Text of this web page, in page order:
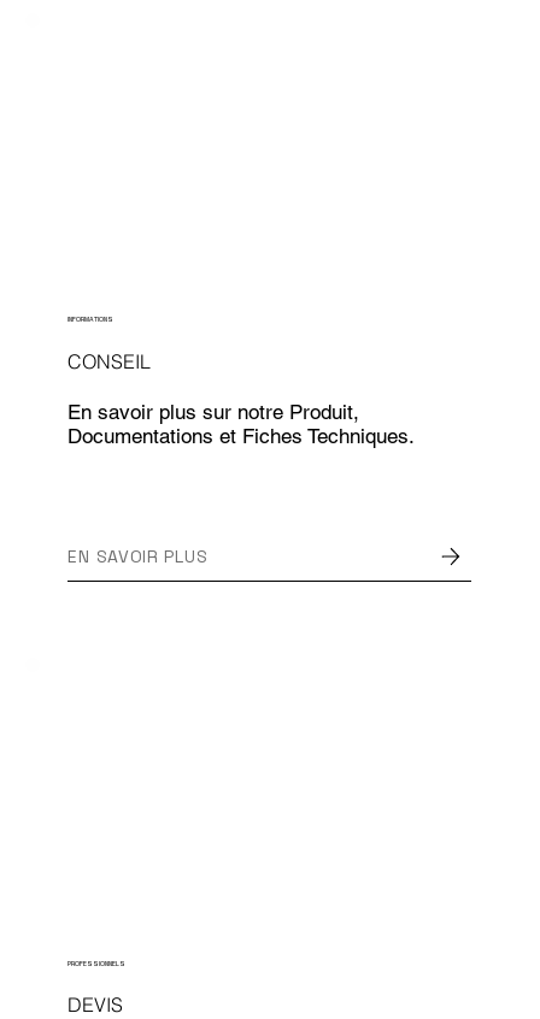
CONSEIL
INFORMATIONS
En savoir plus sur notre Produit,
Documentations et Fiches Techniques.
EN SAVOIR PLUS
DEVIS
PROFESSIONNELS